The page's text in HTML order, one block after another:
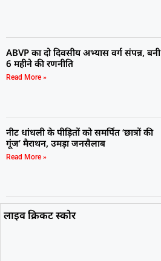
ABVP का दो दिवसीय अभ्यास वर्ग संपन्न, बनी
6 महीने की रणनीति
Read More »
नीट धांधली के पीड़ितों को समर्पित ‘छात्रों की
गूंज’ मैराथन, उमड़ा जनसैलाब
Read More »
लाइव क्रिकट स्कोर